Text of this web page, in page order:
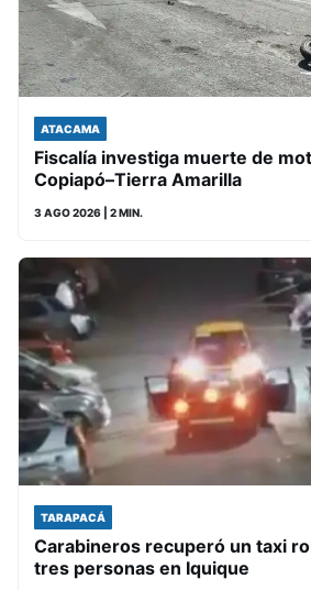
ATACAMA
Fiscalía investiga muerte de
Copiapó–Tierra Amarilla
3 AGO 2026 | 2 MIN.
TARAPACÁ
Carabineros recuperó un taxi
tres personas en Iquique